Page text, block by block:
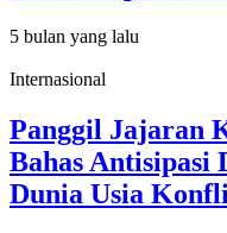
5 bulan yang lalu
Internasional
Panggil Jajaran
Bahas Antisipasi
Dunia Usia